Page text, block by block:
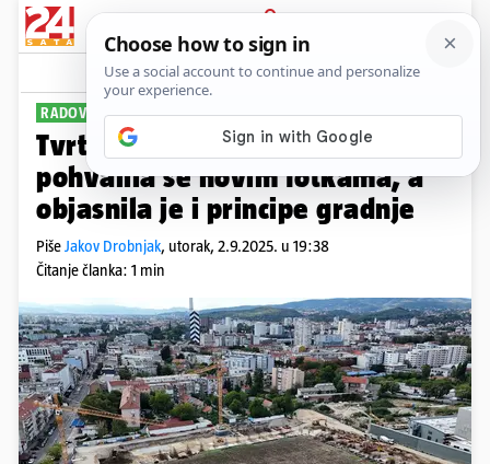
PRIJAVA
Sport Komentari
RADOVI NAPREDUJU
Tvrtka koja gradi Kranjčevićevu
pohvalila se novim fotkama, a
objasnila je i principe gradnje
PišeJakov Drobnjak, utorak, 2.9.2025. u 19:38
Čitanje članka: 1 min